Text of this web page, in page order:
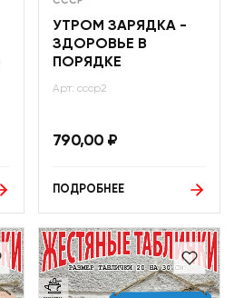
УТРОМ ЗАРЯДКА -
ЗДОРОВЬЕ В
ПОРЯДКЕ
Арт: ссср2
790,00 ₽
ПОДРОБНЕЕ